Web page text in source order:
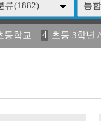
류(1882) 통
등학교 4 초등 3학년
7 교육과정 8 인